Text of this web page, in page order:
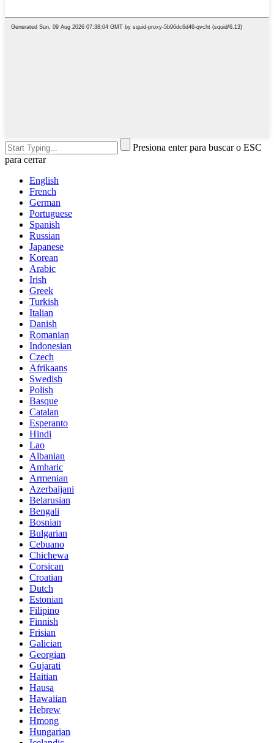
Presiona enter para buscar o ESC
para cerrar
English
French
German
Portuguese
Spanish
Russian
Japanese
Korean
Arabic
Irish
Greek
Turkish
Italian
Danish
Romanian
Indonesian
Czech
Afrikaans
Swedish
Polish
Basque
Catalan
Esperanto
Hindi
Lao
Albanian
Amharic
Armenian
Azerbaijani
Belarusian
Bengali
Bosnian
Bulgarian
Cebuano
Chichewa
Corsican
Croatian
Dutch
Estonian
Filipino
Finnish
Frisian
Galician
Georgian
Gujarati
Haitian
Hausa
Hawaiian
Hebrew
Hmong
Hungarian